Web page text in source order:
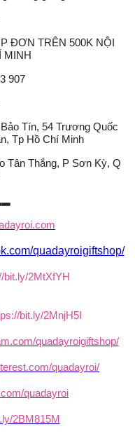
ĐƠN TRÊN 500K NỘI
MINH
907
Tín, 54 Trương Quốc
Tp Hồ Chí Minh
Tân Thắng, P Sơn Kỳ, Q
quadayroigiftshop/
bit.ly/2MtXfYH
bit.ly/2MnjH5I
quadayroigiftshop/
quadayroi/
quadayroi
2BM815M